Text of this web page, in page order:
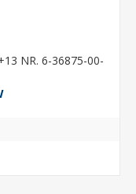
NR. 6-36875-00-